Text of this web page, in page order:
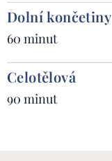
Dolní končetiny
60 minut
Celotělová
90 minut